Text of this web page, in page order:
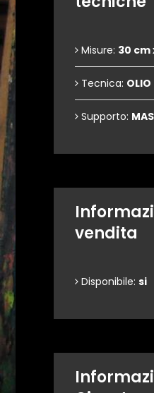
Misure: 30 cm
Tecnica: OLIO
Supporto:
vendita
Disponibile: si